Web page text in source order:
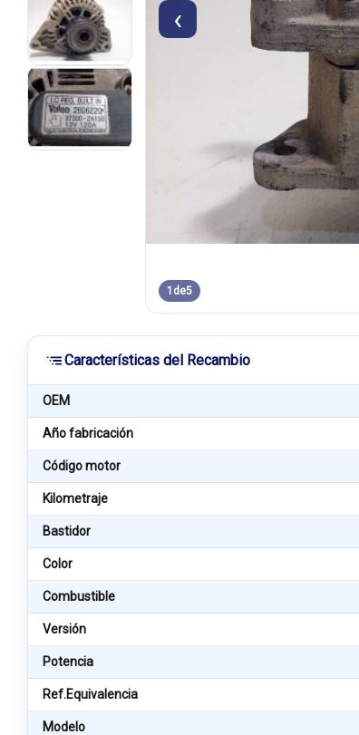
‹
1 de5
Características del Recambio
OEM
Año fabricación
Código motor
Kilometraje
Bastidor
Color
Combustible
Versión
Potencia
Ref.Equivalencia
Modelo